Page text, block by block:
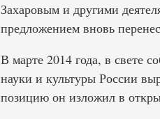
Захаровым и другими
предложением вновь
В марте 2014 года, в свете
науки и культуры России
позицию он изложил в